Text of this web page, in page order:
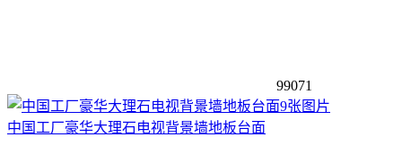
99071
9张图片
中国工厂豪华大理石电视背景墙地板台面